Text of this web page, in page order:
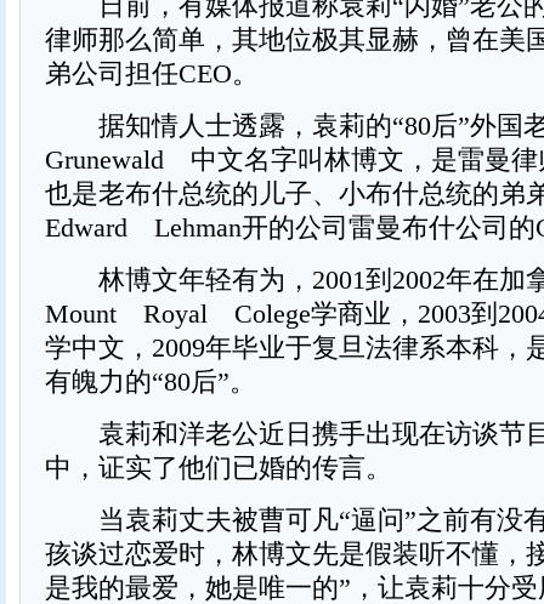
律师那么简单，其地位极其显赫，曾在美
弟公司担任CEO。
据知情人士透露，袁莉的“80后”外国
Grunewald 中文名字叫林博文，是雷曼
也是老布什总统的儿子、小布什总统的
Edward Lehman开的公司雷曼布什公司的
林博文年轻有为，2001到2002年在加
Mount Royal Colege学商业，2003到
学中文，2009年毕业于复旦法律系本科，
有魄力的“80后”。
袁莉和洋老公近日携手出现在访谈节
中，证实了他们已婚的传言。
当袁莉丈夫被曹可凡“逼问”之前有没
孩谈过恋爱时，林博文先是假装听不懂，
是我的最爱，她是唯一的”，让袁莉十分